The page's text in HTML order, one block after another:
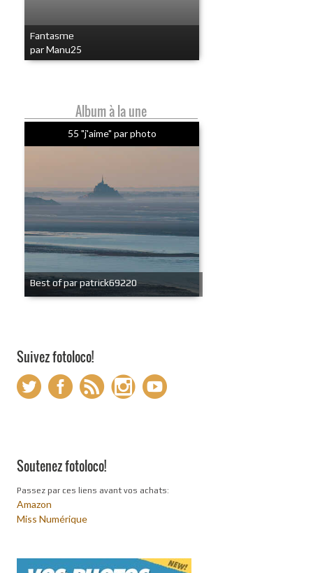
Fantasme
par Manu25
Album à la une
55 "j'aime" par photo
Best of par patrick69220
Suivez fotoloco!
Soutenez fotoloco!
Passez par ces liens avant vos achats:
Amazon
Miss Numérique